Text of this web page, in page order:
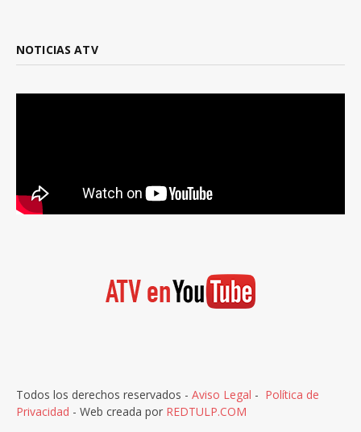
NOTICIAS ATV
Todos los derechos reservados - Aviso Legal - Política de
Privacidad - Web creada por REDTULP.COM